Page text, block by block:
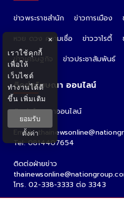
ข่าวพระราชสำนัก ข่าวการเมือง
หวย ดวง ความเชื่อ
ข่าววาไรตี้
ข่าวเศรษฐกิจ
ข่าวประชาสัมพันธ์
ติดต่อโฆษณา ออนไลน์
ติดต่อโฆษณาออนไลน์
คุณอ้อ
Email :
Tel: 0814407654
ติดต่อฝ่ายข่าว
โทร. 02-338-3333 ต่อ 3343
×
เราใช้คุกกี้
เพื่อให้
เว็บไซต์
ทำงานได้ดี
ขึ้น เพิ่มเติม
ยอมรับ
ตั้งค่า